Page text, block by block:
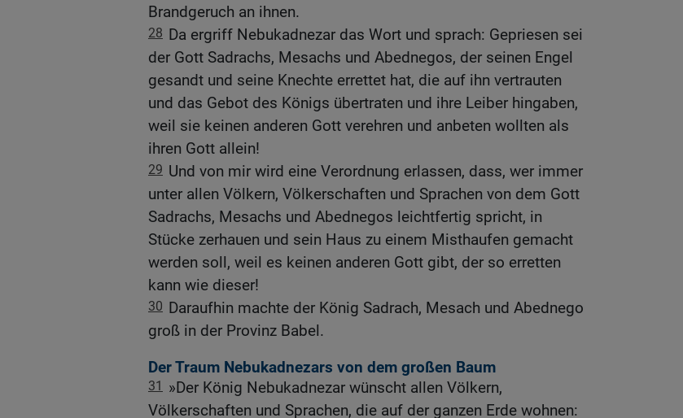
Brandgeruch an ihnen.
28 Da ergriff Nebukadnezar das Wort und sprach: Gepriesen sei
der Gott Sadrachs, Mesachs und Abednegos, der seinen Engel
gesandt und seine Knechte errettet hat, die auf ihn vertrauten
und das Gebot des Königs übertraten und ihre Leiber hingaben,
weil sie keinen anderen Gott verehren und anbeten wollten als
ihren Gott allein!
29 Und von mir wird eine Verordnung erlassen, dass, wer immer
unter allen Völkern, Völkerschaften und Sprachen von dem Gott
Sadrachs, Mesachs und Abednegos leichtfertig spricht, in
Stücke zerhauen und sein Haus zu einem Misthaufen gemacht
werden soll, weil es keinen anderen Gott gibt, der so erretten
kann wie dieser!
30 Daraufhin machte der König Sadrach, Mesach und Abednego
groß in der Provinz Babel.
Der Traum Nebukadnezars von dem großen Baum
31 »Der König Nebukadnezar wünscht allen Völkern,
Völkerschaften und Sprachen, die auf der ganzen Erde wohnen: